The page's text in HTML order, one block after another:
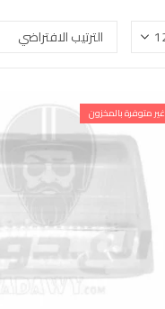
غير متوفرة بالمخزون